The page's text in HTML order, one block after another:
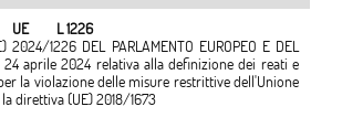
UE
L 1226
2024/1226 DEL PARLAMENTO EUROPEO E DEL
24 aprile 2024 relativa alla definizione dei reati e
la violazione delle misure restrittive dell'Unione
direttiva (UE) 2018/1673